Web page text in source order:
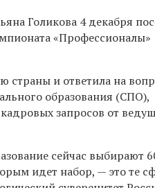
Голикова 4 декабря
«Профессионалы»
страны и ответила на
образования (СПО),
запросов от
сейчас выбирают
идет набор, — это те